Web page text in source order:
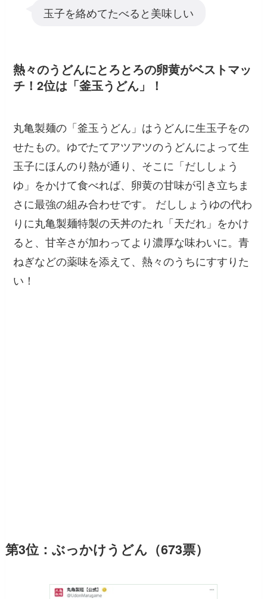
玉子を絡めてたべると美味しい
熱々のうどんにとろとろの卵黄がベストマッ
チ！2位は「釜玉うどん」！
丸亀製麺の「釜玉うどん」はうどんに生玉子をの
せたもの。ゆでたてアツアツのうどんによって生
玉子にほんのり熱が通り、そこに「だししょう
ゆ」をかけて食べれば、卵黄の甘味が引き立ちま
さに最強の組み合わせです。 だししょうゆの代わ
りに丸亀製麺特製の天丼のたれ「天だれ」をかけ
ると、甘辛さが加わってより濃厚な味わいに。青
ねぎなどの薬味を添えて、熱々のうちにすすりた
い！
第3位：ぶっかけうどん（673票）